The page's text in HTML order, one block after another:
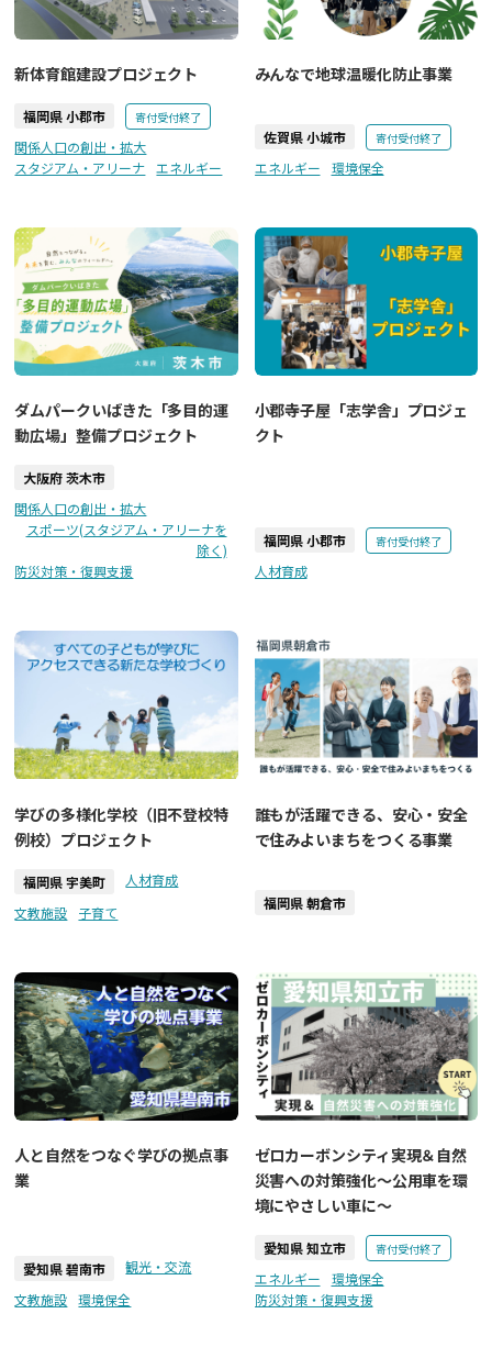
新体育館建設プロジェクト
福岡県 小郡市 寄付受付終了
関係人口の創出・拡大
スタジアム・アリーナ
エネルギー
みんなで地球温暖化防止事業
佐賀県 小城市 寄付受付終了
エネルギー 環境保全
ダムパークいばきた「多目的運
動広場」整備プロジェクト
大阪府 茨木市
関係人口の創出・拡大
スポーツ(スタジアム・アリーナを
除く)
防災対策・復興支援
小郡寺子屋「志学舎」プロジェ
クト
福岡県 小郡市 寄付受付終了
人材育成
学びの多様化学校（旧不登校特
例校）プロジェクト
福岡県 宇美町
人材育成
文教施設
子育て
誰もが活躍できる、安心・安全
で住みよいまちをつくる事業
福岡県 朝倉市
人と自然をつなぐ学びの拠点事
業
愛知県 碧南市
観光・交流
文教施設
環境保全
ゼロカーボンシティ実現＆自然
災害への対策強化～公用車を環
境にやさしい車に～
愛知県 知立市 寄付受付終了
エネルギー
環境保全
防災対策・復興支援